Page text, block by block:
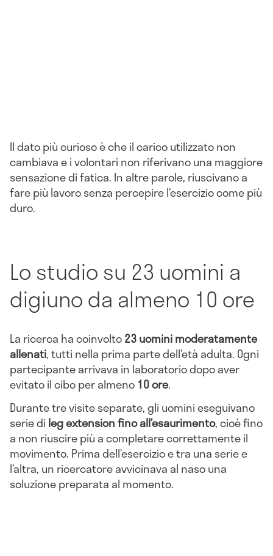
Il dato più curioso è che il carico utilizzato non
cambiava e i volontari non riferivano una maggiore
sensazione di fatica. In altre parole, riuscivano a
fare più lavoro senza percepire l’esercizio come più
duro.
Lo studio su 23 uomini a
digiuno da almeno 10 ore
La ricerca ha coinvolto23 uomini moderatamente
allenati, tutti nella prima parte dell’età adulta. Ogni
partecipante arrivava in laboratorio dopo aver
evitato il cibo per almeno 10 ore.
Durante tre visite separate, gli uomini eseguivano
serie di leg extension fino all’esaurimento, cioè fino
a non riuscire più a completare correttamente il
movimento. Prima dell’esercizio e tra una serie e
l’altra, un ricercatore avvicinava al naso una
soluzione preparata al momento.